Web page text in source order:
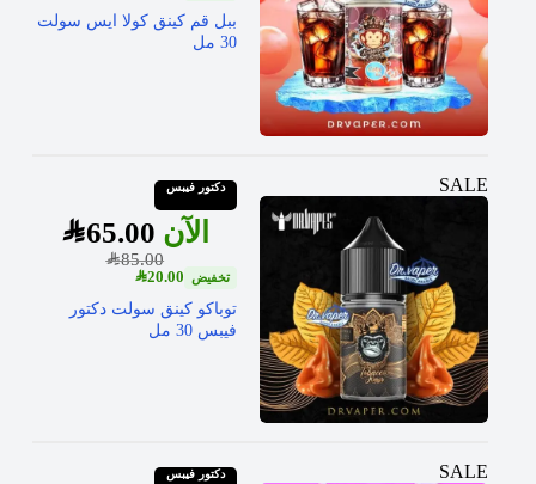
ببل قم كينق كولا ايس سولت
30 مل
SALE دكتور فيبس
SAR85.00
SAR65.00
SAR20.00
توباكو كينق سولت دكتور
فيبس 30 مل
SALE دكتور فيبس